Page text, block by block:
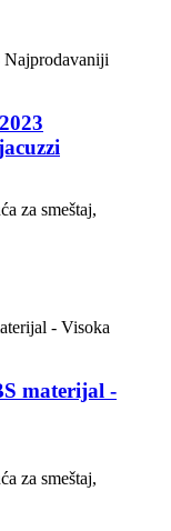
za smeštaj,
materijal -
za smeštaj,